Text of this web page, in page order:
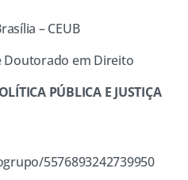
– CEUB
Doutorado em Direito
PÚBLICA E JUSTIÇA
5576893242739950